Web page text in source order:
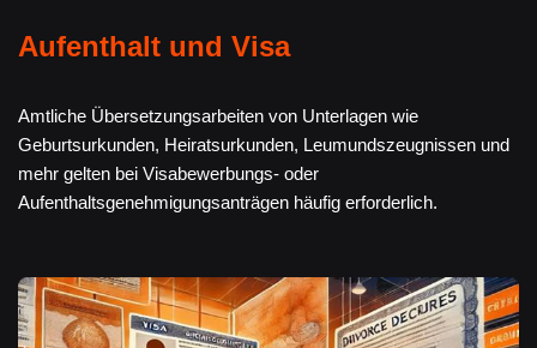
Aufenthalt und Visa
Amtliche Übersetzungsarbeiten von Unterlagen wie
Geburtsurkunden, Heiratsurkunden, Leumundszeugnissen und
mehr gelten bei Visabewerbungs- oder
Aufenthaltsgenehmigungsanträgen häufig erforderlich.